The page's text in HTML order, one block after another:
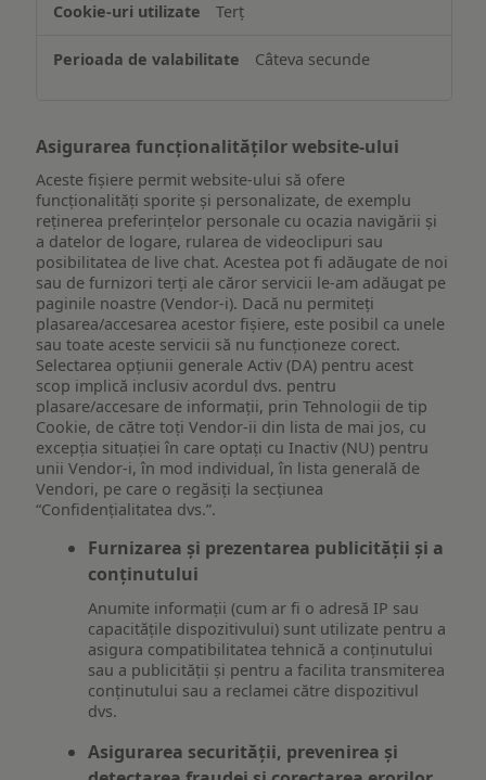
pe
dispozitiv
Terț
Câteva secunde
Asigurarea funcționalităților website-ului
Aceste fișiere permit website-ului să ofere
funcționalități sporite și personalizate, de exemplu
reţinerea preferinţelor personale cu ocazia navigării și
a datelor de logare, rularea de videoclipuri sau
posibilitatea de live chat. Acestea pot fi adăugate de noi
sau de furnizori terți ale căror servicii le-am adăugat pe
paginile noastre (Vendor-i). Dacă nu permiteți
plasarea/accesarea acestor fișiere, este posibil ca unele
sau toate aceste servicii să nu funcționeze corect.
Selectarea opțiunii generale Activ (DA) pentru acest
scop implică inclusiv acordul dvs. pentru
plasare/accesare de informații, prin Tehnologii de tip
Cookie, de către toți Vendor-ii din lista de mai jos, cu
excepția situației în care optați cu Inactiv (NU) pentru
unii Vendor-i, în mod individual, în lista generală de
Vendori, pe care o regăsiți la secțiunea
“Confidențialitatea dvs.”.
Furnizarea și prezentarea publicității și a
conținutului
Anumite informații (cum ar fi o adresă IP sau
capacitățile dispozitivului) sunt utilizate pentru a
asigura compatibilitatea tehnică a conținutului
sau a publicității și pentru a facilita transmiterea
conținutului sau a reclamei către dispozitivul
dvs.
Asigurarea securității, prevenirea și